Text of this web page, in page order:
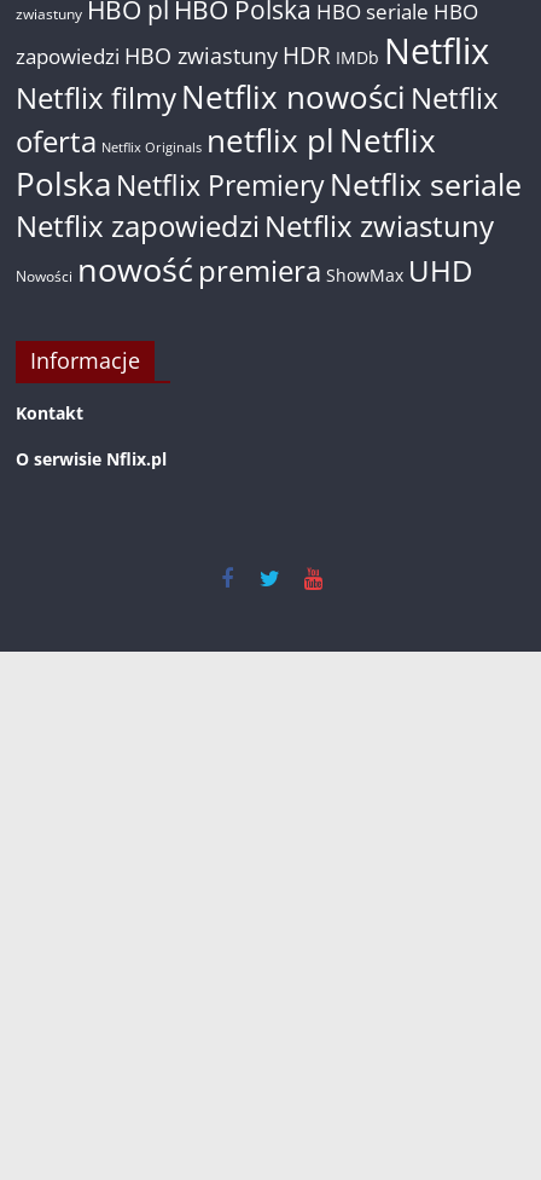
zwiastuny HBO pl HBO Polska HBO seriale HBO
zapowiedzi HBO zwiastuny HDR IMDb Netflix
Netflix filmyNetflix nowości Netflix
oferta Netflix Originals netflix pl Netflix
Polska Netflix PremieryNetflix seriale
Netflix zapowiedzi Netflix zwiastuny
Nowości nowość premiera ShowMax UHD
Informacje
Kontakt
O serwisie Nflix.pl